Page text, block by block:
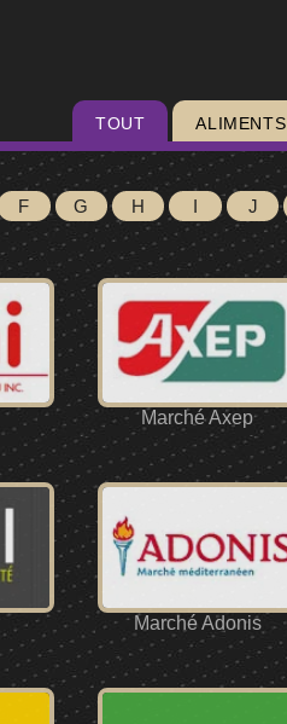
TOUT ALIMENTS
F G H I J
Marché Axep
Marché Adonis